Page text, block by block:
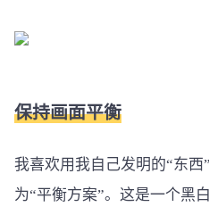
保持画面平衡
我喜欢用我自己发明的“东
为“平衡方案”。这是一个黑